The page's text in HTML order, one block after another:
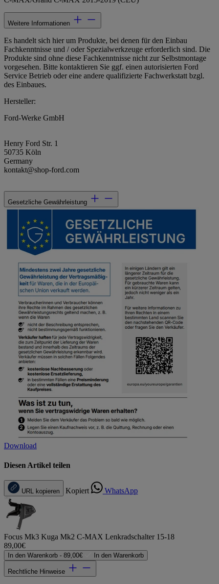
Weitere Informationen
Es handelt sich hier um Produkte, bei denen für den Einbau
Fachkenntnisse und / oder Spezialwerkzeuge erforderlich sind. Die
Produkte sind ohne diese Fachkenntnisse nicht zur Selbstmontage
vorgesehen. Bitte kontaktieren Sie ggf. einen autorisierten Ford
Service Betrieb oder eine andere qualifizierte Fachwerkstatt bzgl.
des Einbaues.
Hersteller:
Ford-Werke GmbH
Henry Ford Str. 1
50735 Köln
Germany
kontakt@shop-ford.com
Gesetzliche Gewährleistung
Download
Diesen Artikel teilen
URL kopieren Kopiert WhatsApp
Focus Mk3 Kuga Mk2 C-MAX Lenkradschalter 15-18
89,00€
In den Warenkorb - 89,00€ In den Warenkorb
Rechtliche Hinweise